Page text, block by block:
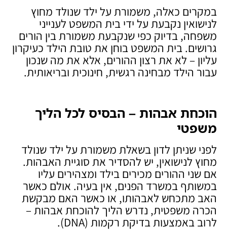
במקרים כאלה, משמורת על ילד שנולד מחוץ
לנישואין נקבעת על ידי בית המשפט לענייני
משפחה, בדיוק כפי שנקבעת משמורת בין הורים
גרושים. בית המשפט בוחן את טובת הילד כעיקרון
עליון – לא את רצון ההורים, אלא את מה שנכון
עבור הילד מבחינה רגשית, חינוכית ובריאותית.
הוכחת אבהות – הבסיס לכל הליך
משפטי
לפני שניתן לדון בשאלת משמורת על ילד שנולד
מחוץ לנישואין, יש להסדיר את סוגיית האבהות.
אם שני ההורים מכירים בילד ומצהירים עליו
במשותף במשרד הפנים, אין בעיה. אולם כאשר
האב מתכחש לאבהותו, או כאשר האם מבקשת
הכרה משפטית, נדרש הליך להוכחת אבהות –
לרוב באמצעות בדיקת רקמות (DNA).